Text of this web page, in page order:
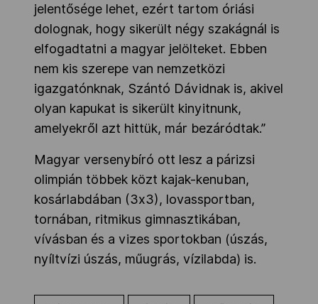
jelentősége lehet, ezért tartom óriási
dolognak, hogy sikerült négy szakágnál is
elfogadtatni a magyar jelölteket. Ebben
nem kis szerepe van nemzetközi
igazgatónknak, Szántó Dávidnak is, akivel
olyan kapukat is sikerült kinyitnunk,
amelyekről azt hittük, már bezáródtak.”
Magyar versenybíró ott lesz a párizsi
olimpián többek közt kajak-kenuban,
kosárlabdában (3x3), lovassportban,
tornában, ritmikus gimnasztikában,
vívásban és a vizes sportokban (úszás,
nyíltvízi úszás, műugrás, vízilabda) is.